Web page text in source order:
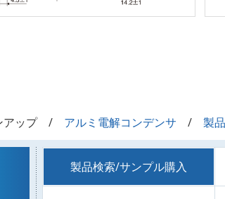
アップ アルミ電解コンデンサ 製
製品検索/サンプル購入